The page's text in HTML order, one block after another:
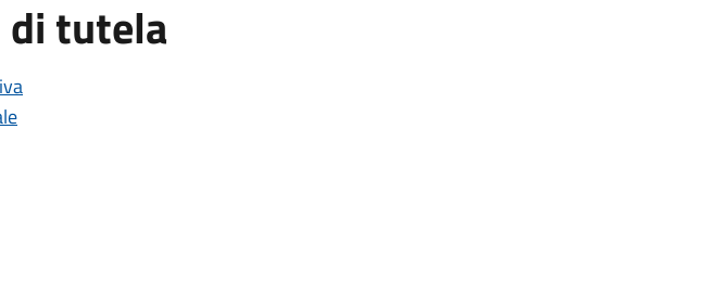
tutela